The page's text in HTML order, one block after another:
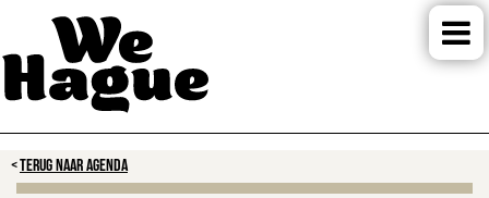
TERUG NAAR AGENDA